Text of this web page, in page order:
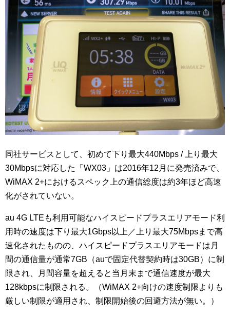
同社サービスとして、初めて下り最大440Mbps / 上り最大
30Mbpsに対応した「WX03」は2016年12月に発売済みで、
WiMAX 2+におけるスペック上の通信総度は約3年ほど高速
化がされていない。
au 4G LTEも利用可能なハイスピードプラスエリアモード利
用時の速度は下り最大1Gbps以上／上り最大75Mbpsまで高
速化されたものの、ハイスピードプラスエリアモードは月
間の通信量が通常7GB（auで固定代替契約時は30GB）に制
限され、月間容量を超えると当月末まで通信速度が最大
128kbpsに制限される。（WiMAX 2+向けの速度制限よりも
厳しい制限が適用され、制限開始後の回避方法が無い。）